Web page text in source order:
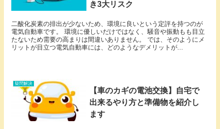
き3大リスク
二酸化炭素の排出が少ないため、環境に良いという定評を持つのが
電気自動車です。 環境に優しいだけではなく、騒音や振動もも目立
たないため需要の高まりは間違いありません。 では、そのようにメ
リットが目立つ電気自動車には、どのようなデメリットが...
疑問解決
【車のカギの電池交換】自宅で
出来るやり方と準備物を紹介し
ます